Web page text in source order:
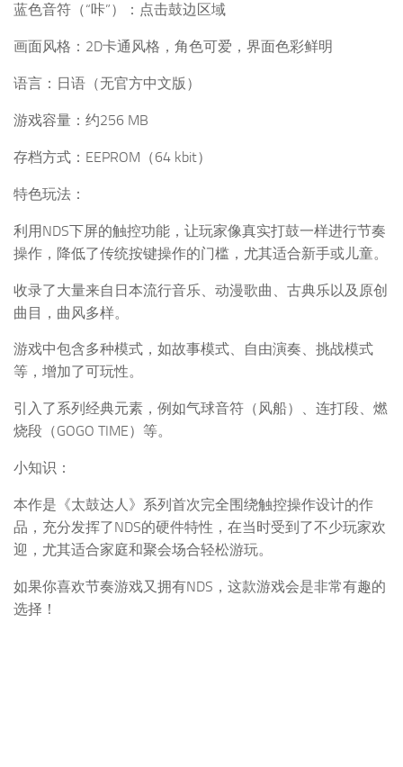
蓝色音符（“咔”）：点击鼓边区域
画面风格：2D卡通风格，角色可爱，界面色彩鲜明
语言：日语（无官方中文版）
游戏容量：约256 MB
存档方式：EEPROM（64 kbit）
特色玩法：
利用NDS下屏的触控功能，让玩家像真实打鼓一样进行节奏
操作，降低了传统按键操作的门槛，尤其适合新手或儿童。
收录了大量来自日本流行音乐、动漫歌曲、古典乐以及原创
曲目，曲风多样。
游戏中包含多种模式，如故事模式、自由演奏、挑战模式
等，增加了可玩性。
引入了系列经典元素，例如气球音符（风船）、连打段、燃
烧段（GOGO TIME）等。
小知识：
本作是《太鼓达人》系列首次完全围绕触控操作设计的作
品，充分发挥了NDS的硬件特性，在当时受到了不少玩家欢
迎，尤其适合家庭和聚会场合轻松游玩。
如果你喜欢节奏游戏又拥有NDS，这款游戏会是非常有趣的
选择！